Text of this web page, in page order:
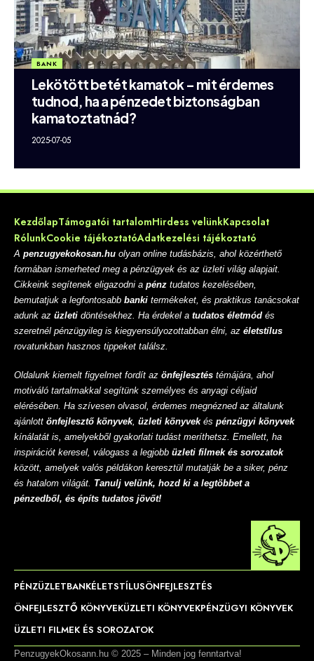
BANK
Lekötött betét kamatok – mit érdemes
tudnod, ha a pénzedet biztonságban
kamatoztatnád?
2025-07-05
KezdőlapTámogatói tartalomHirdess velünkKapcsolat
RólunkCookie tájékoztatóAdatkezelési tájékoztató
A penzugyekokosan.hu olyan online tudásbázis, ahol közérthető
formában ismerheted meg a pénzügyek és az üzleti világ alapjait.
Cikkeink segítenek eligazodni a pénz tudatos kezelésében,
bemutatjuk a legfontosabb banki termékeket, és praktikus tanácsokat
adunk az üzleti döntésekhez. Ha érdekel a tudatos életmód és
szeretnél pénzügyileg is kiegyensúlyozottabban élni, az életstílus
rovatunkban hasznos tippeket találsz.
Oldalunk kiemelt figyelmet fordít az önfejlesztés témájára, ahol
motiváló tartalmakkal segítünk személyes és anyagi céljaid
elérésében. Ha szívesen olvasol, érdemes megnézned az általunk
ajánlott önfejlesztő könyvek, üzleti könyvekés pénzügyi könyvek
kínálatát is, amelyekből gyakorlati tudást meríthetsz. Emellett, ha
inspirációt keresel, válogass a legjobb üzleti filmek és sorozatok
között, amelyek valós példákon keresztül mutatják be a siker, pénz
és hatalom világát. Tanulj velünk, hozd ki a legtöbbet a
pénzedből, és építs tudatos jövőt!
PÉNZÜZLETBANKÉLETSTÍLUSÖNFEJLESZTÉS
ÖNFEJLESZTŐ KÖNYVEKÜZLETI KÖNYVEKPÉNZÜGYI KÖNYVEK
ÜZLETI FILMEK ÉS SOROZATOK
PenzugyekOkosann.hu © 2025 – Minden jog fenntartva!